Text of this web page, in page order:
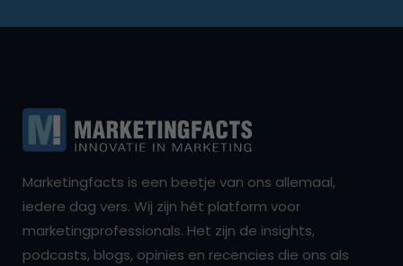
Marketingfacts is een beetje van ons allemaal,
iedere dag vers. Wij zijn hét platform voor
marketingprofessionals. Het zijn de insights,
podcasts, blogs, opinies en recencies die ons als